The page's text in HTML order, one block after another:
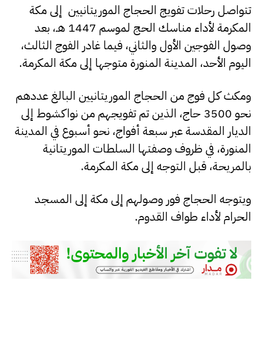
تتواصل رحلات تفويج الحجاج الموريتانيين إلى مكة
المكرمة لأداء مناسك الحج لموسم 1447 هـ، بعد
وصول الفوجين الأول والثاني، فيما غادر الفوج الثالث،
اليوم الأحد، المدينة المنورة متوجها إلى مكة المكرمة.
ومكث كل فوج من الحجاج الموريتانيين البالغ عددهم
نحو 3500 حاج، الذين تم تفويجهم من نواكشوط إلى
الديار المقدسة عبر سبعة أفواج، نحو أسبوع في المدينة
المنورة، في ظروف وصفتها السلطات الموريتانية
بالمريحة، قبل التوجه إلى مكة المكرمة.
ويتوجه الحجاج فور وصولهم إلى مكة إلى المسجد
الحرام لأداء طواف القدوم.